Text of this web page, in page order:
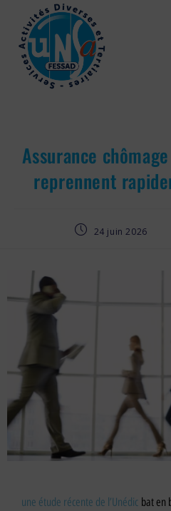
Assurance
reprennent
24 juin 2026
une étude récente de l’Unédic bat en